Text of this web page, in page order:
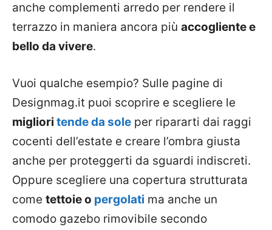
anche complementi arredo per rendere il
terrazzo in maniera ancora più accogliente e
bello da vivere.
Vuoi qualche esempio? Sulle pagine di
Designmag.it puoi scoprire e scegliere le
migliori tende da sole per ripararti dai raggi
cocenti dell’estate e creare l’ombra giusta
anche per proteggerti da sguardi indiscreti.
Oppure scegliere una copertura strutturata
come tettoie o pergolati ma anche un
comodo gazebo rimovibile secondo